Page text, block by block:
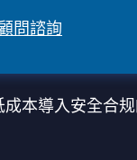
問諮詢
成本導入安全合